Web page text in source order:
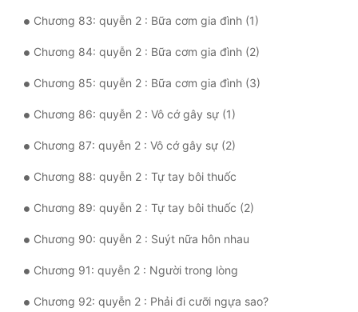
Chương 83: quyễn 2 : Bữa cơm gia đình (1)
Chương 84: quyễn 2 : Bữa cơm gia đình (2)
Chương 85: quyễn 2 : Bữa cơm gia đình (3)
Chương 86: quyễn 2 : Vô cớ gây sự (1)
Chương 87: quyễn 2 : Vô cớ gây sự (2)
Chương 88: quyễn 2 : Tự tay bôi thuốc
Chương 89: quyễn 2 : Tự tay bôi thuốc (2)
Chương 90: quyễn 2 : Suýt nữa hôn nhau
Chương 91: quyễn 2 : Người trong lòng
Chương 92: quyễn 2 : Phải đi cưỡi ngựa sao?